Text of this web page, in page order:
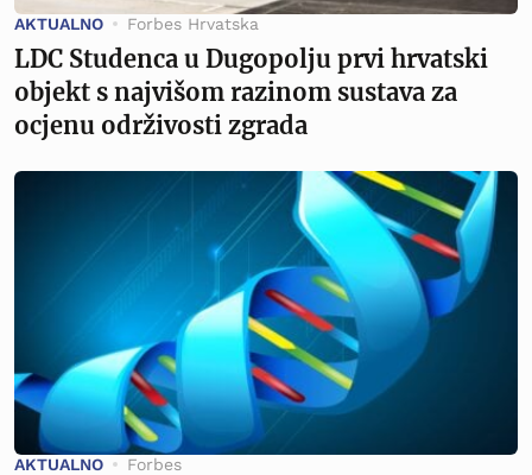
AKTUALNO Forbes Hrvatska
LDC Studenca u Dugopolju prvi hrvatski
objekt s najvišom razinom sustava za
ocjenu održivosti zgrada
AKTUALNO Forbes